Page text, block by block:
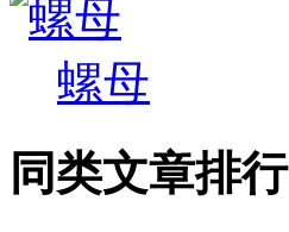
螺母
同类文章排行